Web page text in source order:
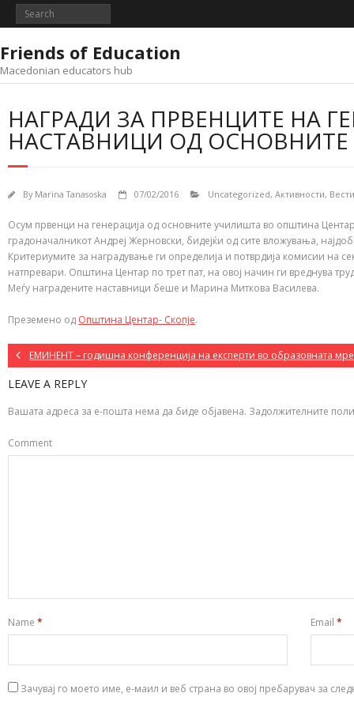
Skip
Friends of Education
Macedonian educators hub
НАГРАДИ ЗА ПРВЕНЦИТЕ НА
НАСТАВНИЦИ ОД
By Marina Tanasoska 07/02/2016 Uncategorized, Активности, Вести
Осум првенци на генерација од основните училишта во општина
градоначалникот Андреј Жерновски, бидејќи од сите вложувања,
Критериумите за наградување ги определија и потврдија комисии на
натпревари. Општина Центар по трет пат, на овој начин ги вреднува
Меѓу наградените наставници беше и Марина Миткова Василева.
Преземено од Општина Центар- Скопје.
ЕМИНЕНТ – годишна конференција на експерти во образовната
LEAVE A REPLY
Вашата адреса за е-пошта нема да биде објавена. Задолжителните
Comment
Name * Email*
Зачувај го моето име, е-маил и веб страна во овој пребарувач за